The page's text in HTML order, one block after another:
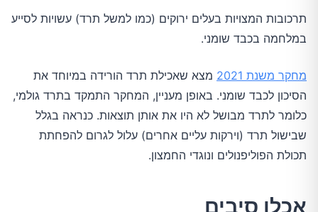
תרכובות המצויות בעלים ירוקים (כמו למשל תרד) עשויות לסייע
במלחמה בכבד שומני.
מחקר משנת 2021
מצא שאכילת תרד הורידה במיוחד את
הסיכון לכבד שומני. באופן מעניין, המחקר התמקד בתרד גולמי,
כלומר לתרד מבושל לא היו את אותן תוצאות. כנראה בגלל
שבישול תרד (וירקות עליים אחרים) עלול לגרום להפחתת
תכולת הפוליפנולים ונוגדי החמצון.
אכלו סיבים